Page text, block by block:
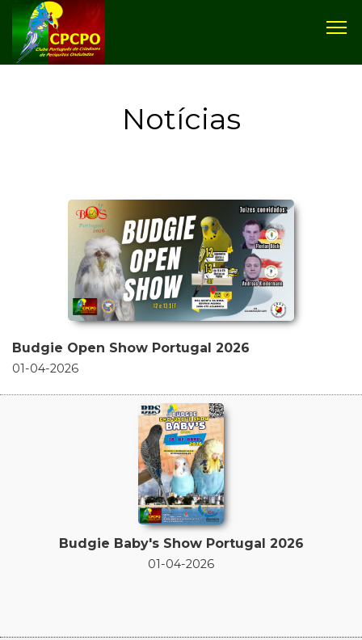
Notícias
Budgie Open Show Portugal 2026
01-04-2026
Budgie Baby's Show Portugal 2026
01-04-2026